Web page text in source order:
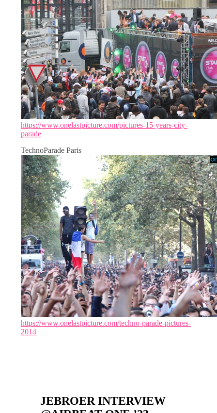
https://www.onelastpicture.com/pictures-15-years-city-
parade
TechnoParade Paris
https://www.onelastpicture.com/techno-parade-pictures-
2014
JEBROER INTERVIEW